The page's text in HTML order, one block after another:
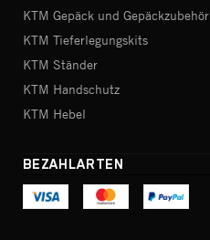
KTM Gepäck und Gepäckzubehör
KTM Tieferlegungskits
KTM Ständer
KTM Handschutz
KTM Hebel
BEZAHLARTEN